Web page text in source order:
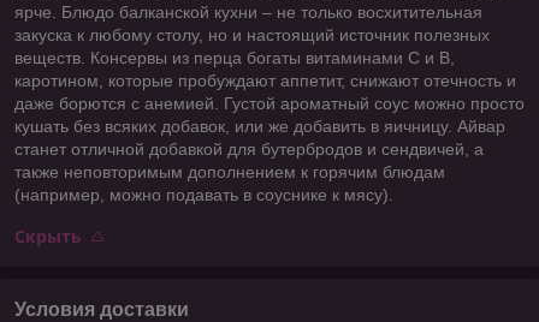
ярче. Блюдо балканской кухни – не только восхитительная
закуска к любому столу, но и настоящий источник полезных
веществ. Консервы из перца богаты витаминами С и В,
каротином, которые пробуждают аппетит, снижают отечность и
даже борются с анемией. Густой ароматный соус можно просто
кушать без всяких добавок, или же добавить в яичницу. Айвар
станет отличной добавкой для бутербродов и сендвичей, а
также неповторимым дополнением к горячим блюдам
(например, можно подавать в соуснике к мясу).
Скрыть
Условия доставки